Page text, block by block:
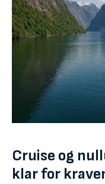
Cruise og
klar for